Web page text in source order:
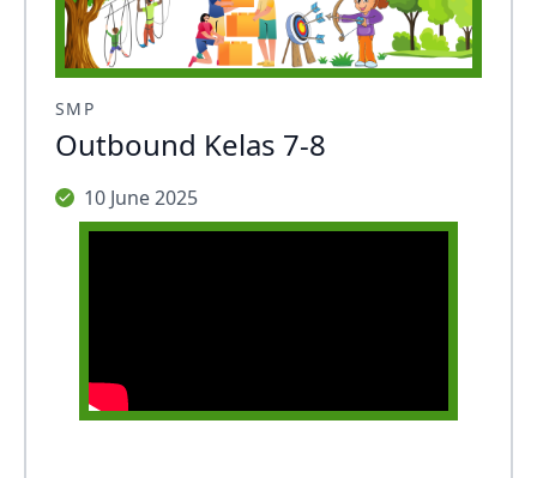
SMP
Outbound Kelas 7-8
10 June 2025